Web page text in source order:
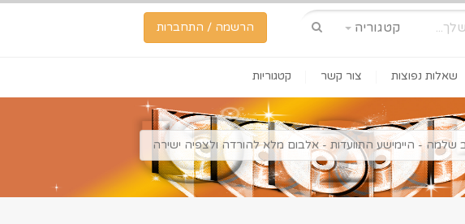
הרשמה / התחברות קטגוריה
שאלות נפוצות צור קשר קטגוריות
שלמה - היימישע התוועדות - אלבום מלא להורדה ולצפיה ישירה